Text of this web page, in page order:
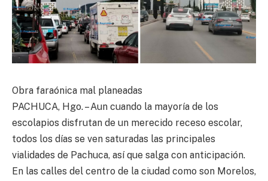
Obra faraónica mal planeadas
PACHUCA, Hgo. – Aun cuando la mayoría de los
escolapios disfrutan de un merecido receso escolar,
todos los días se ven saturadas las principales
vialidades de Pachuca, así que salga con anticipación.
En las calles del centro de la ciudad como son Morelos,